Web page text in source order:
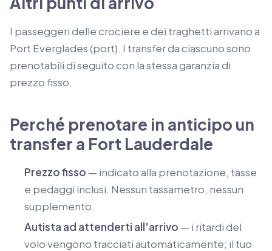
I passeggeri delle crociere e dei traghetti arrivano a
Port Everglades (port). I transfer da ciascuno sono
prenotabili di seguito con la stessa garanzia di
prezzo fisso.
Perché prenotare in anticipo un
transfer a Fort Lauderdale
Prezzo fisso — indicato alla prenotazione, tasse
e pedaggi inclusi. Nessun tassametro, nessun
supplemento.
Autista ad attenderti all'arrivo — i ritardi del
volo vengono tracciati automaticamente; il tuo